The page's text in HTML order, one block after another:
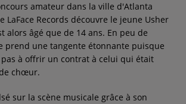
titre
CONNECTER
amateur dans la ville d'Atlanta
LaFace Records découvre le jeune Usher
alors âgé que de 14 ans. En peu de
prend une tangente étonnante puisque
pas à offrir un contrat à celui qui était
chœur.
sur la scène musicale grâce à son